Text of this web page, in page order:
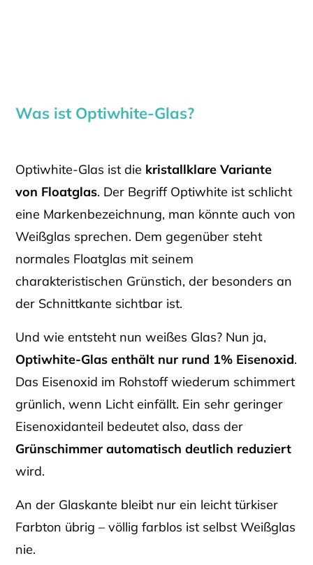
Was ist Optiwhite-Glas?
Optiwhite-Glas ist die kristallklare Variante
von Floatglas. Der Begriff Optiwhite ist schlicht
eine Markenbezeichnung, man könnte auch von
Weißglas sprechen. Dem gegenüber steht
normales Floatglas mit seinem
charakteristischen Grünstich, der besonders an
der Schnittkante sichtbar ist.
Und wie entsteht nun weißes Glas? Nun ja,
Optiwhite-Glas enthält nur rund 1% Eisenoxid.
Das Eisenoxid im Rohstoff wiederum schimmert
grünlich, wenn Licht einfällt. Ein sehr geringer
Eisenoxidanteil bedeutet also, dass der
Grünschimmer automatisch deutlich reduziert
wird.
An der Glaskante bleibt nur ein leicht türkiser
Farbton übrig – völlig farblos ist selbst Weißglas
nie.